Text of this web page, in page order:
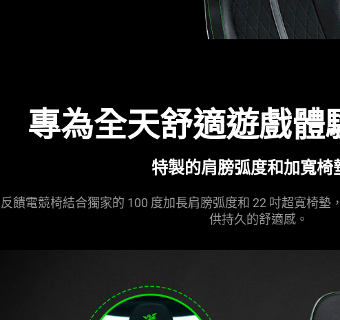
專為全天舒適遊戲體
特製的肩膀弧度和加寬椅
饋電競椅結合獨家的 100 度加長肩膀弧度和 22 吋超寬椅
供持久的舒適感。